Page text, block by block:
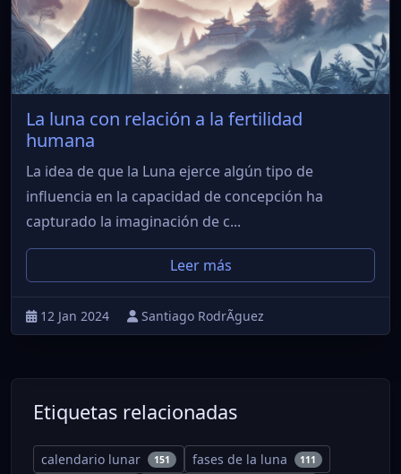
La luna con relación a la fertilidad
humana
La idea de que la Luna ejerce algún tipo de
influencia en la capacidad de concepción ha
capturado la imaginación de c...
Leer más
12 Jan 2024 Santiago RodrÃ­guez
Etiquetas relacionadas
calendario lunar 151 fases de la luna 111